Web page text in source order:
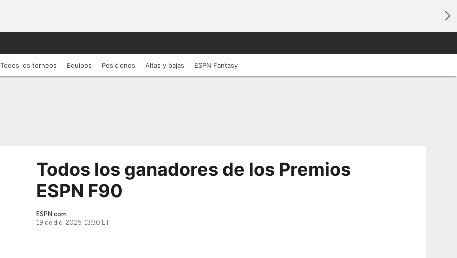
Todos los torneos Equipos Posiciones Altas y bajas ESPN Fantasy
Todos los ganadores de los Premios
ESPN F90
ESPN.com
19 de dic, 2025, 13:30 ET